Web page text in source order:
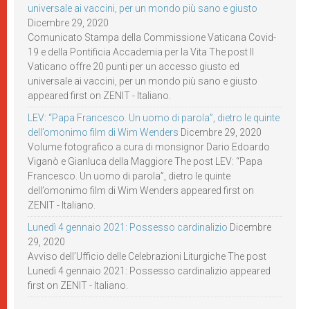
universale ai vaccini, per un mondo più sano e giusto
Dicembre 29, 2020
Comunicato Stampa della Commissione Vaticana Covid-
19 e della Pontificia Accademia per la Vita The post Il
Vaticano offre 20 punti per un accesso giusto ed
universale ai vaccini, per un mondo più sano e giusto
appeared first on ZENIT - Italiano.
LEV: “Papa Francesco. Un uomo di parola”, dietro le quinte
dell’omonimo film di Wim Wenders Dicembre 29, 2020
Volume fotografico a cura di monsignor Dario Edoardo
Viganò e Gianluca della Maggiore The post LEV: “Papa
Francesco. Un uomo di parola”, dietro le quinte
dell’omonimo film di Wim Wenders appeared first on
ZENIT - Italiano.
Lunedì 4 gennaio 2021: Possesso cardinalizio Dicembre
29, 2020
Avviso dell’Ufficio delle Celebrazioni Liturgiche The post
Lunedì 4 gennaio 2021: Possesso cardinalizio appeared
first on ZENIT - Italiano.